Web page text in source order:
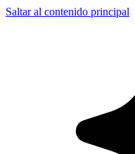
Saltar al contenido principal